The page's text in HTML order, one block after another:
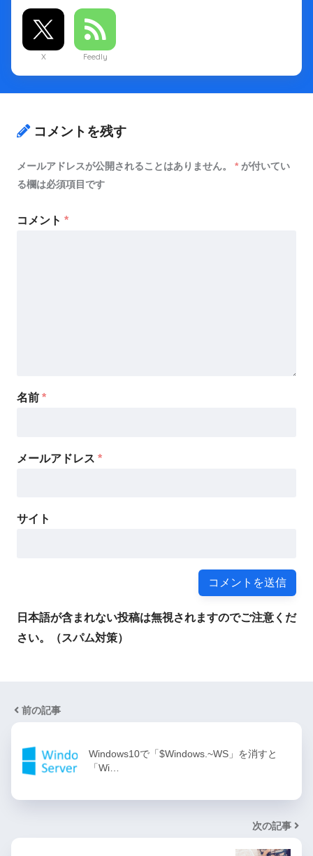
X Feedly
コメントを残す
メールアドレスが公開されることはありません。 * が付いてい
る欄は必須項目です
コメント *
名前 *
メールアドレス *
サイト
日本語が含まれない投稿は無視されますのでご注意くだ
さい。（スパム対策）
前の記事
Windows10で「$Windows.~WS」を消すと
「Wi…
次の記事